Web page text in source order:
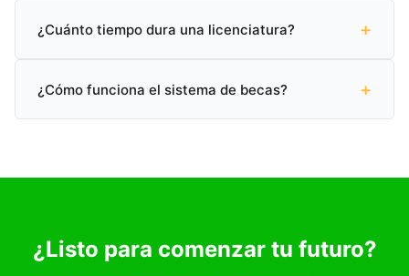
oficial SEP (Secretaría de Educación Pública) en
¿Cuánto tiempo dura una licenciatura? +
nuestro programa acelerado, o completarla en el
¿Cómo funciona el sistema de becas? +
¿Listo para comenzar tu futuro?